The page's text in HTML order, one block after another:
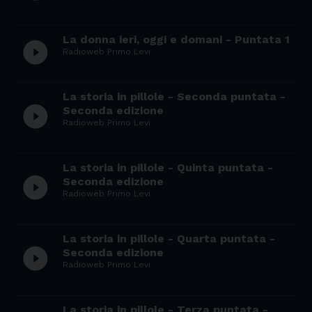
play_circle_filled La donna ieri, oggi e domani - Puntata 1
Radioweb Primo Levi
play_circle_filled
La storia in pillole - Seconda puntata -
Seconda edizione
Radioweb Primo Levi
play_circle_filled
La storia in pillole - Quinta puntata -
Seconda edizione
Radioweb Primo Levi
play_circle_filled
La storia in pillole - Quarta puntata -
Seconda edizione
Radioweb Primo Levi